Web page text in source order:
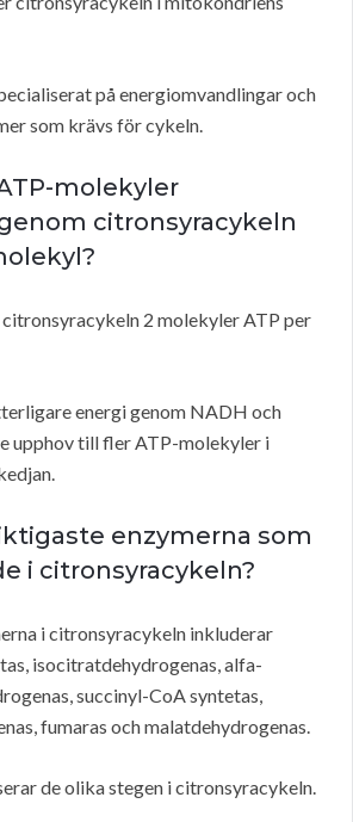
på energiomvandlingar och
som krävs för cykeln.
molekyler
citronsyracykeln
2 molekyler ATP per
energi genom NADH och
upphov till fler ATP-molekyler i
enzymerna som
i citronsyracykeln?
i citronsyracykeln inkluderar
isocitratdehydrogenas, alfa-
succinyl-CoA syntetas,
fumaras och malatdehydrogenas.
de olika stegen i citronsyracykeln.